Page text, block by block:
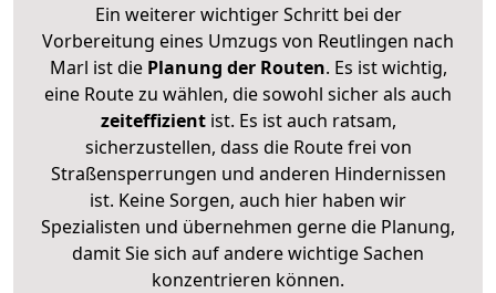
Ein weiterer wichtiger Schritt bei der
Vorbereitung eines Umzugs von Reutlingen nach
Marl ist diePlanung der Routen. Es ist wichtig,
eine Route zu wählen, die sowohl sicher als auch
zeiteffizientist. Es ist auch ratsam,
sicherzustellen, dass die Route frei von
Straßensperrungen und anderen Hindernissen
ist. Keine Sorgen, auch hier haben wir
Spezialisten und übernehmen gerne die Planung,
damit Sie sich auf andere wichtige Sachen
konzentrieren können.